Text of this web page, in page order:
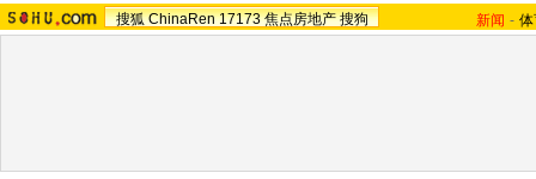
搜狐 ChinaRen 17173 焦点房地产 搜狗 新闻 -